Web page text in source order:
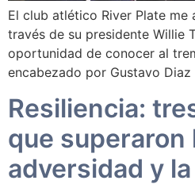
El club atlético River Plate me
través de su presidente Willie
oportunidad de conocer al
encabezado por Gustavo Diaz
Resiliencia:
que superaron
adversidad y